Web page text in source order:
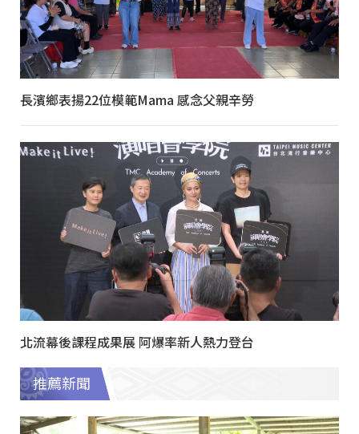
長濱鄉表揚22位模範Mama 感念父親辛勞
北流幕後課程成果展 阿爆率新人熱力登台
推薦新聞